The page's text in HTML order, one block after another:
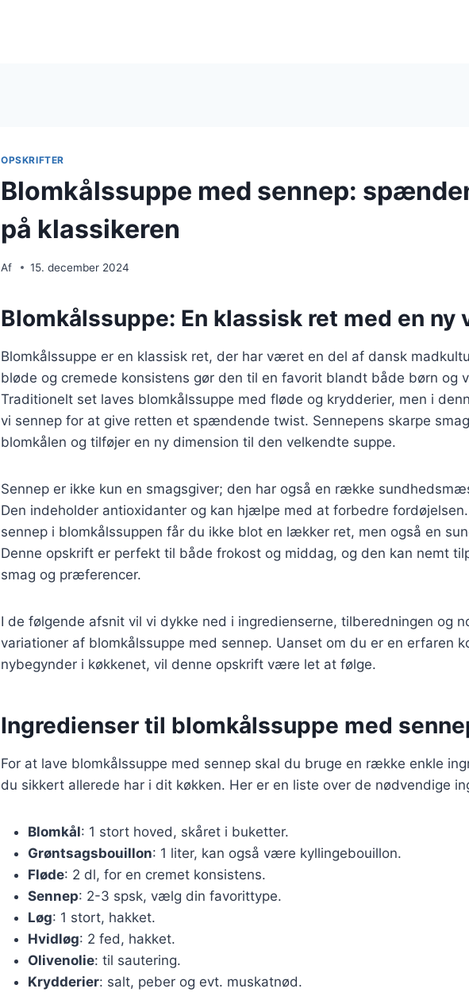
OPSKRIFTER
Blomkålssuppe med sennep:
på klassikeren
Af 15. december 2024
Blomkålssuppe: En klassisk ret med en ny
Blomkålssuppe er en klassisk ret, der har været en del af dansk
bløde og cremede konsistens gør den til en favorit blandt både børn og
Traditionelt set laves blomkålssuppe med fløde og krydderier, men i
vi sennep for at give retten et spændende twist. Sennepens skarpe
blomkålen og tilføjer en ny dimension til den velkendte suppe.
Sennep er ikke kun en smagsgiver; den har også en række
Den indeholder antioxidanter og kan hjælpe med at forbedre
sennep i blomkålssuppen får du ikke blot en lækker ret, men også en
Denne opskrift er perfekt til både frokost og middag, og den kan nemt
smag og præferencer.
I de følgende afsnit vil vi dykke ned i ingredienserne, tilberedningen og
variationer af blomkålssuppe med sennep. Uanset om du er en erfaren
nybegynder i køkkenet, vil denne opskrift være let at følge.
Ingredienser til blomkålssuppe med
For at lave blomkålssuppe med sennep skal du bruge en række enkle
du sikkert allerede har i dit køkken. Her er en liste over de nødvendige
Blomkål: 1 stort hoved, skåret i buketter.
Grøntsagsbouillon: 1 liter, kan også være kyllingebouillon.
Fløde: 2 dl, for en cremet konsistens.
Sennep: 2-3 spsk, vælg din favorittype.
Løg: 1 stort, hakket.
Hvidløg: 2 fed, hakket.
Olivenolie: til sautering.
Krydderier: salt, peber og evt. muskatnød.